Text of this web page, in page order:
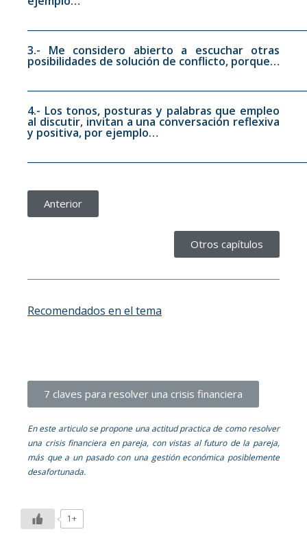
3.- Me considero abierto a escuchar otras
posibilidades de solución de conflicto, porque…
4.- Los tonos, posturas y palabras que empleo
al discutir, invitan a una conversación reflexiva
y positiva, por ejemplo…
Anterior
Otros capítulos
Recomendados en el tema
7 claves para resolver una crisis financiera
En este articulo se propone una actitud practica de como resolver
una crisis financiera en pareja, con vistas al futuro de la pareja,
más que a un pasado con una gestión económica posiblemente
desafortunada.
1+